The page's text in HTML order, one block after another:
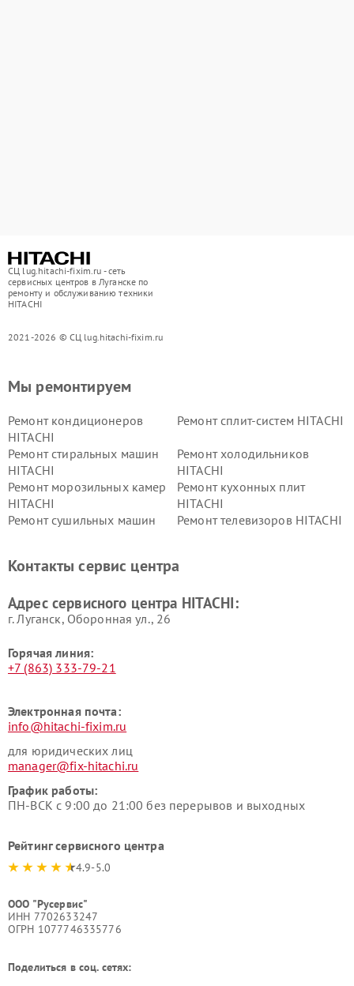
СЦ lug.hitachi-fixim.ru - сеть
сервисных центров в Луганске по
ремонту и обслуживанию техники
HITACHI
2021-2026 © СЦ lug.hitachi-fixim.ru
Мы ремонтируем
Ремонт кондиционеров
HITACHI
Ремонт сплит-систем HITACHI
Ремонт стиральных машин
HITACHI
Ремонт холодильников
HITACHI
Ремонт морозильных камер
HITACHI
Ремонт кухонных плит
HITACHI
Ремонт сушильных машин
Ремонт телевизоров HITACHI
данных HITACHI
HITACHI
HITACHI
HITACHI
Контакты сервис центра
Адрес сервисного центра HITACHI:
г. Луганск, Оборонная ул., 26
Горячая линия:
+7 (863) 333-79-21
Электронная почта:
info@hitachi-fixim.ru
для юридических лиц
manager@fix-hitachi.ru
График работы:
ПН-ВСК с 9:00 до 21:00 без перерывов и выходных
Рейтинг сервисного центра
4.9-5.0
ООО "Русервис"
ИНН 7702633247
ОГРН 1077746335776
Поделиться в соц. сетях: